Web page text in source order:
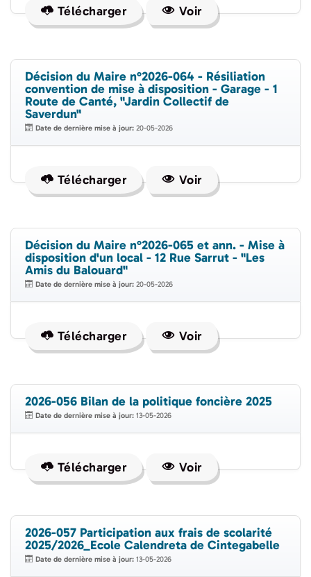
Télécharger Voir
Décision du Maire n°2026-064 - Résiliation
convention de mise à disposition - Garage - 1
Route de Canté, "Jardin Collectif de
Saverdun"
Date de dernière mise à jour: 20-05-2026
Télécharger Voir
Décision du Maire n°2026-065 et ann. - Mise à
disposition d'un local - 12 Rue Sarrut - "Les
Amis du Balouard"
Date de dernière mise à jour: 20-05-2026
Télécharger Voir
2026-056 Bilan de la politique foncière 2025
Date de dernière mise à jour: 13-05-2026
Télécharger Voir
2026-057 Participation aux frais de scolarité
2025/2026_Ecole Calendreta de Cintegabelle
Date de dernière mise à jour: 13-05-2026